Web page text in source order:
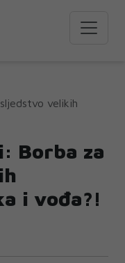
velikih
Borba za
i vođa?!